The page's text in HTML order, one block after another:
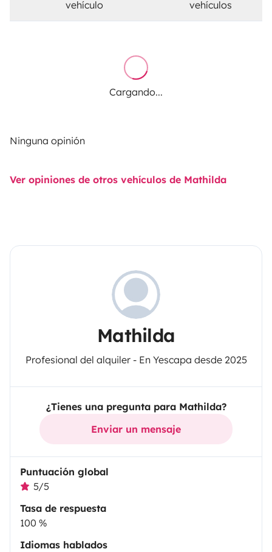
vehículo vehículos
Cargando...
Ninguna opinión
Ver opiniones de otros vehículos de Mathilda
Mathilda
Profesional del alquiler - En Yescapa desde 2025
¿Tienes una pregunta para Mathilda?
Enviar un mensaje
Puntuación global
5/5
Tasa de respuesta
100 %
Idiomas hablados